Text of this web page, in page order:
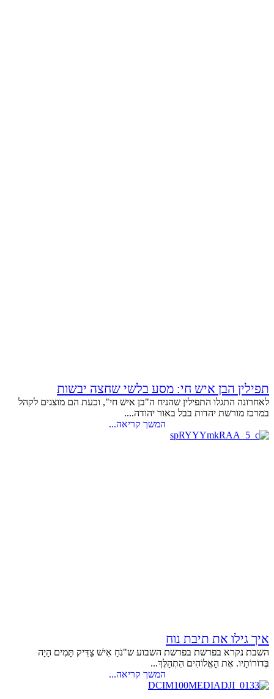
תפילין הבן איש חי: מסע בלשי שחצה יבשות
לאחרונה התגלו התפילין שהניח ה"בן איש חי", וכעת הם מוצגים לקהל
במרכז מורשת יהדות בבל באור יהודה....
המשך קריאה...
איך גילו את תיבת נוח
השבת נקרא בפרשת בפרשת השבוע ש"נֹחַ אִישׁ צַדִּיק תָּמִים הָיָה
בְּדוֹרוֹתָיו. אֶת הָאֱלוֹהִים הִתְהַלֶּךְ...
המשך קריאה...